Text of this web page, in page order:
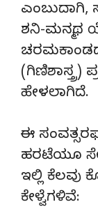
ಎಂಬುದಾಗಿ,
ಶನಿ-ಮನ್ಮಥ
(ಗಿಣಿಶಾಸ್ತ್ರ)
ಹೇಳಲಾಗಿದೆ.
ಈ
ಹರಟೆಯೂ
ಇಲ್ಲಿ ಕೆಲವು
ಕೇಳ್ವೆಗಳಿವೆ: